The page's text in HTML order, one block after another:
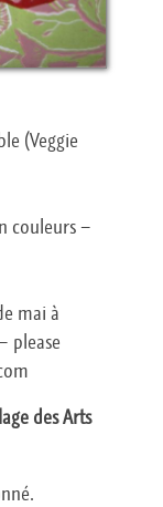
(Veggie
couleurs –
mai à
please
des Arts